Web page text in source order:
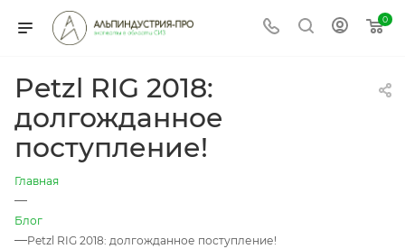
0
Petzl RIG 2018:
долгожданное
поступление!
Главная
—
Блог
—Petzl RIG 2018: долгожданное поступление!